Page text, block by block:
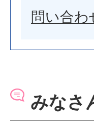
問い合わ
みなさ